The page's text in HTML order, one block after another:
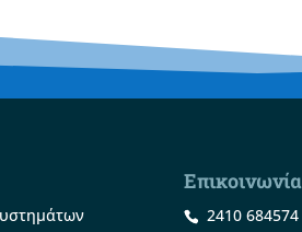
Επικοινωνία
2410 684574